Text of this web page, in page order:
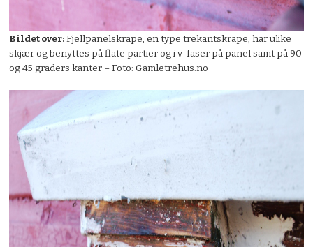
Bildet over:Fjellpanelskrape, en type trekantskrape, har ulike
skjær og benyttes på flate partier og i v-faser på panel samt på 90
og 45 graders kanter – Foto: Gamletrehus.no